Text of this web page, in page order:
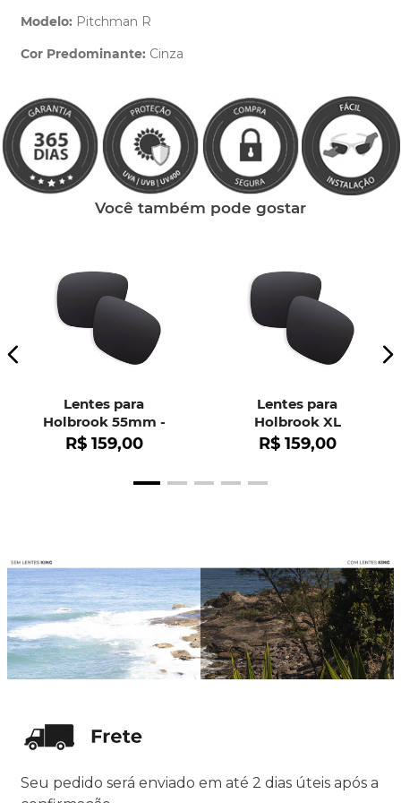
Modelo: Pitchman R
Cor Predominante: Cinza
Você também pode gostar
Lentes para
Holbrook 55mm -
OO9102
R$ 159,00
Lentes para
Holbrook XL
R$ 159,00
Seu pedido será enviado em até 2 dias úteis após a